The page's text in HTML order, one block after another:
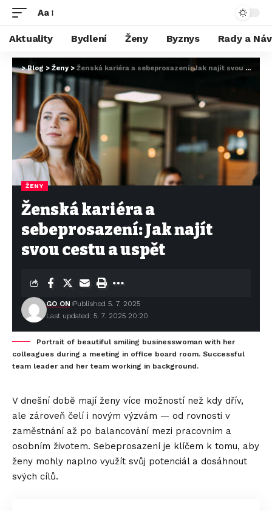
Aa
Aktuality Bydlení Ženy Byznys Rady a
>Blog > Ženy > Ženská kariéra a sebeprosazení: Jak najít svou cestu a uspět
ŽENY
Ženská kariéra a
sebeprosazení: Jak najít
svou cestu a uspět
Last updated: 5. 7. 2025 20:20
GO ON Published 5. 7. 2025
Portrait of beautiful smiling businesswoman with her
colleagues during a meeting in office board room. Successful
team leader and her team working in background.
V dnešní době mají ženy více možností než kdy dřív,
ale zároveň čelí i novým výzvám — od rovnosti v
zaměstnání až po balancování mezi pracovním a
osobním životem. Sebeprosazení je klíčem k tomu, aby
ženy mohly naplno využít svůj potenciál a dosáhnout
svých cílů.